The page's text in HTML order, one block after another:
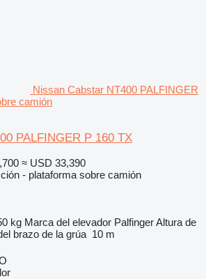
Nissan Cabstar NT400 PALFINGER
camión
PALFINGER P 160 TX
≈ USD 33,390
- plataforma sobre camión
kg Marca del elevador PalfingerAltura de
brazo de la grúa 10 m